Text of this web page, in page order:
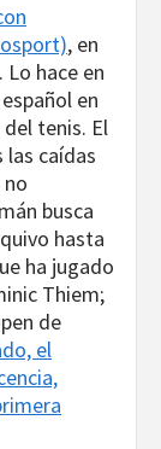
, en
hace en
en
tenis. El
caídas
busca
hasta
ha jugado
Thiem;
de
el